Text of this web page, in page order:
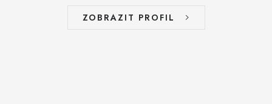
ZOBRAZIT PROFIL